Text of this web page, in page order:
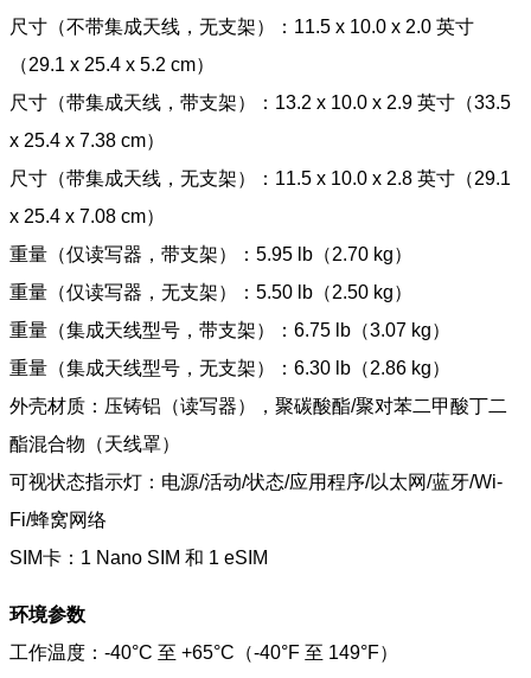
尺寸（不带集成天线，无支架）：11.5 x 10.0 x 2.0 英寸
（29.1 x 25.4 x 5.2 cm）
尺寸（带集成天线，带支架）：13.2 x 10.0 x 2.9 英寸（33.5
x 25.4 x 7.38 cm）
尺寸（带集成天线，无支架）：11.5 x 10.0 x 2.8 英寸（29.1
x 25.4 x 7.08 cm）
重量（仅读写器，带支架）：5.95 lb（2.70 kg）
重量（仅读写器，无支架）：5.50 lb（2.50 kg）
重量（集成天线型号，带支架）：6.75 lb（3.07 kg）
重量（集成天线型号，无支架）：6.30 lb（2.86 kg）
外壳材质：压铸铝（读写器），聚碳酸酯/聚对苯二甲酸丁二
酯混合物（天线罩）
可视状态指示灯：电源/活动/状态/应用程序/以太网/蓝牙/Wi-
Fi/蜂窝网络
SIM卡：1 Nano SIM 和 1 eSIM
环境参数
工作温度：-40°C 至 +65°C（-40°F 至 149°F）